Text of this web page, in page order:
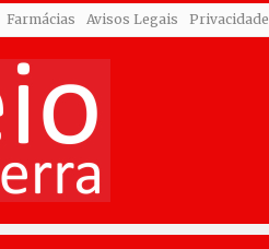
Farmácias Avisos Legais Privacidade